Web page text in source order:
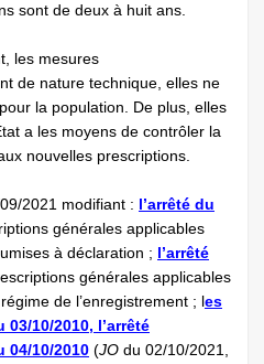
sont de deux à huit ans.
les mesures
de nature technique, elles ne
la population. De plus, elles
a les moyens de contrôler la
nouvelles prescriptions.
2021 modifiant : l’arrêté du
générales applicables
à déclaration ; l’arrêté
générales applicables
de l’enregistrement ; les
10/2010, l’arrêté
04/10/2010 (JO du 02/10/2021,